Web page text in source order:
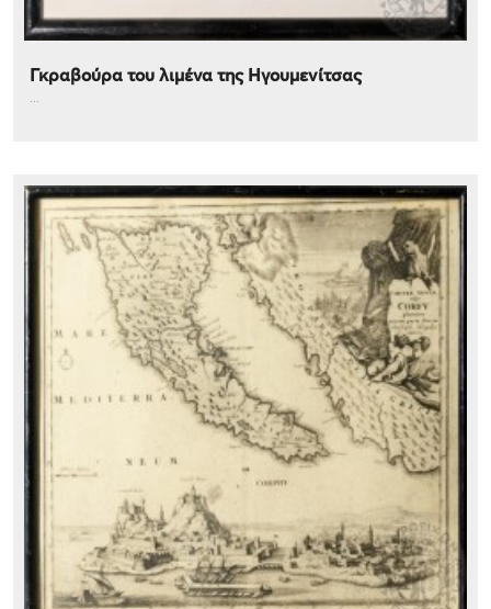
Γκραβούρα του λιμένα της Ηγουμενίτσας
...